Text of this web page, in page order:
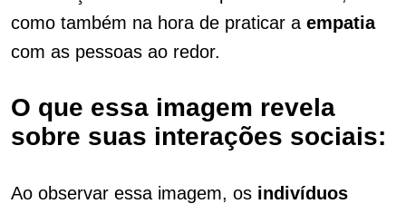
como também na hora de praticar a empatia
com as pessoas ao redor.
O que essa imagem revela
sobre suas interações sociais:
Ao observar essa imagem, os indivíduos